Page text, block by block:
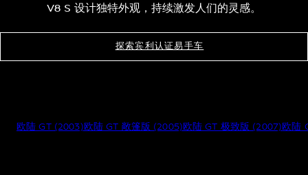
V8 S 设计独特外观，持续激发人们的灵感。
探索宾利认证易手车
欧陆 GT (2003)欧陆 GT 敞篷版 (2005)欧陆 GT 极致版 (2007)欧陆